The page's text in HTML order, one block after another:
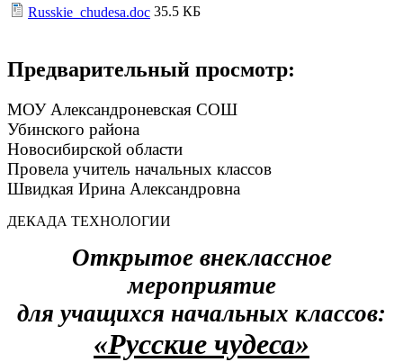
Russkie_chudesa.doc 35.5 КБ
Предварительный просмотр:
МОУ Александроневская СОШ
Убинского района
Новосибирской области
Провела учитель начальных классов
Швидкая Ирина Александровна
ДЕКАДА ТЕХНОЛОГИИ
Открытое внеклассное
мероприятие
для учащихся начальных классов:
«Русские чудеса»